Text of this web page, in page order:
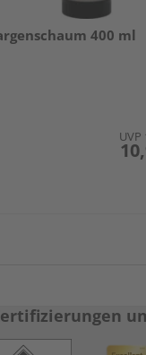
400 ml
UVP